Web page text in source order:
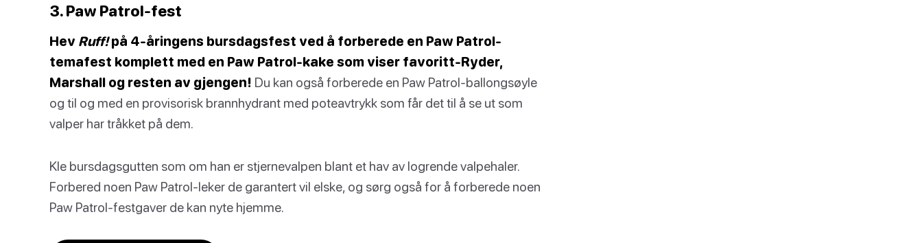
3. Paw Patrol-fest
Hev Ruff!på 4-åringens bursdagsfest ved å forberede en Paw Patrol-
temafest komplett med en Paw Patrol-kake som viser favoritt-Ryder,
Marshall og resten av gjengen! Du kan også forberede en Paw Patrol-ballongsøyle
og til og med en provisorisk brannhydrant med poteavtrykk som får det til å se ut som
valper har tråkket på dem.
Kle bursdagsgutten som om han er stjernevalpen blant et hav av logrende valpehaler.
Forbered noen Paw Patrol-leker de garantert vil elske, og sørg også for å forberede noen
Paw Patrol-festgaver de kan nyte hjemme.